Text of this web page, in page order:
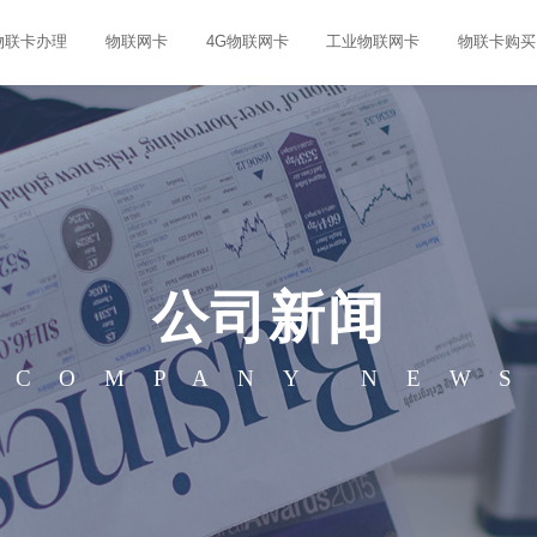
联卡办理 物联网卡 4G物联网卡 工业物联网卡 物联卡购买
公司新闻
COMPANY